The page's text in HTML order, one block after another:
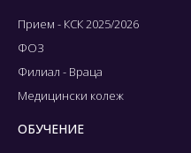
Прием - КСК 2025/2026
ФОЗ
Филиал - Враца
Медицински колеж
ОБУЧЕНИЕ